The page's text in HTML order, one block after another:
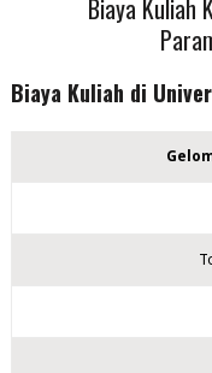
Biaya Kuliah
Biaya Kuliah di